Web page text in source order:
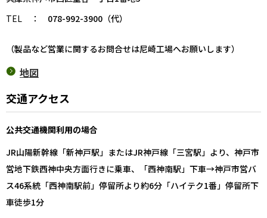
TEL
： 078-992-3900（代）
（製品など営業に関するお問合せは尼崎工場へお願いします）
地図
交通アクセス
公共交通機関利用の場合
JR山陽新幹線「新神戸駅」またはJR神戸線「三宮駅」より、神戸市
営地下鉄西神中央方面行きに乗車、「西神南駅」下車→神戸市営バ
ス46系統「西神南駅前」停留所より約6分「ハイテク1番」停留所下
車徒歩1分